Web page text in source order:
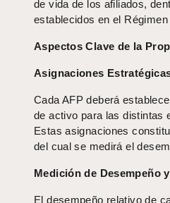
de vida de los afiliados,
establecidos en el
Aspectos Clave de la
Asignaciones
Cada AFP deberá
de activo para las distintas
Estas asignaciones
del cual se medirá el
Medición de Desempeño
El desempeño relativo de